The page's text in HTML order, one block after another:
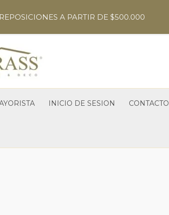
A PARTIR DE $500.000
INICIO DE SESION CONTACTO